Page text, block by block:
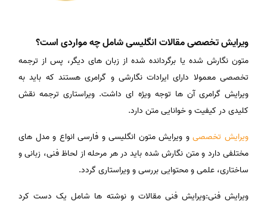
ویرایش تخصصی مقالات انگلیسی شامل چه مواردی است؟
متون نگارش شده یا برگردانده شده از زبان های دیگر، پس از ترجمه
تخصصی معمولا دارای ایرادات نگارشی و گرامری هستند که باید به
ویرایش گرامری آن ها توجه ویژه ای داشت. ویراستاری ترجمه نقش
کلیدی در کیفیت و خوانایی متن دارد.
ویرایش تخصصیو ویرایش متون انگلیسی و فارسی انواع و مدل های
مختلفی دارد و متن نگارش شده باید در هر مرحله از لحاظ فنی، زبانی و
ساختاری، علمی و محتوایی بررسی و ویراستاری گردد.
ویرایش فنی:ویرایش فنی مقالات و نوشته ها شامل یک دست کرد